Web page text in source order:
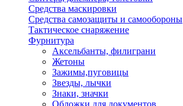
Средства маскировки
Средства самозащиты и самообороны
Тактическое снаряжение
Фурнитура
Аксельбанты, филиграни
Жетоны
Зажимы,пуговицы
Звезды, лычки
Знаки, значки
Обложки для документов